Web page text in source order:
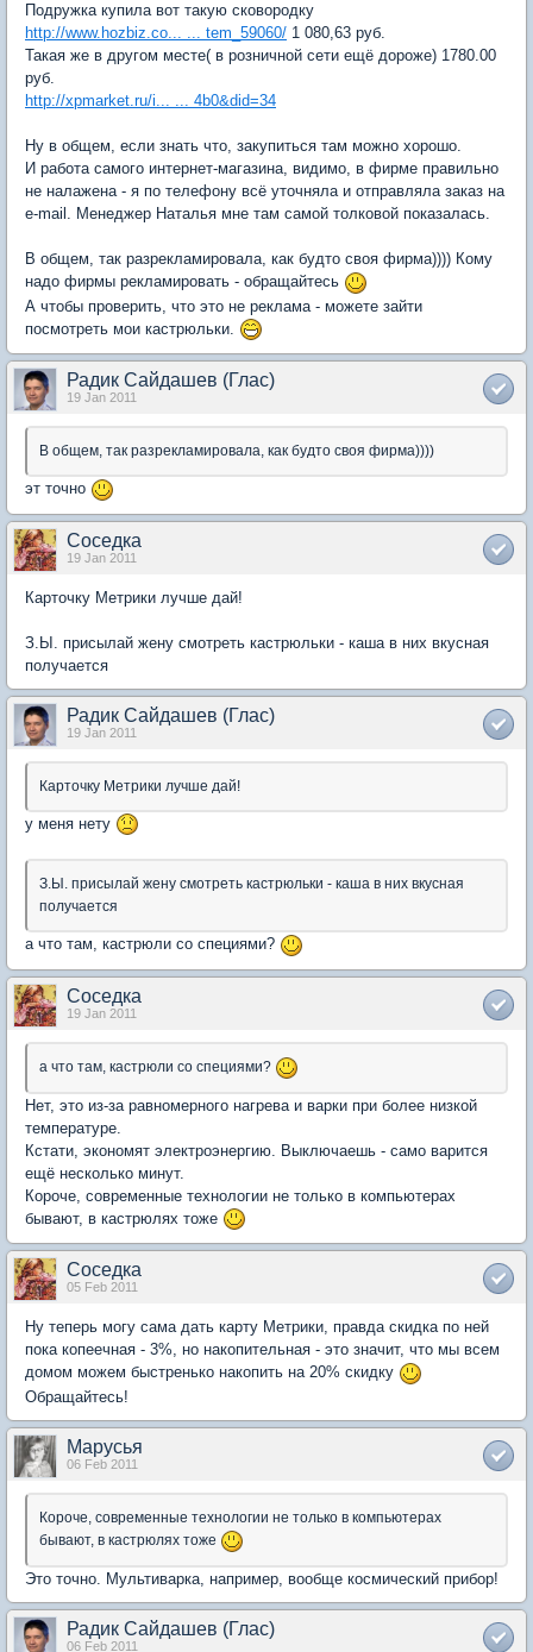
Подружка купила вот такую сковородку
http://www.hozbiz.co... ... tem_59060/ 1 080,63 руб.
Такая же в другом месте( в розничной сети ещё дороже) 1780.00
руб.
http://xpmarket.ru/i... ... 4b0&did=34
Ну в общем, если знать что, закупиться там можно хорошо.
И работа самого интернет-магазина, видимо, в фирме правильно
не налажена - я по телефону всё уточняла и отправляла заказ на
e-mail. Менеджер Наталья мне там самой толковой показалась.
В общем, так разрекламировала, как будто своя фирма)))) Кому
надо фирмы рекламировать - обращайтесь
А чтобы проверить, что это не реклама - можете зайти
посмотреть мои кастрюльки.
Радик Сайдашев (Глас)
19 Jan 2011
В общем, так разрекламировала, как будто своя фирма))))
эт точно
Соседка
19 Jan 2011
Карточку Метрики лучше дай!
З.Ы. присылай жену смотреть кастрюльки - каша в них вкусная
получается
Радик Сайдашев (Глас)
19 Jan 2011
Карточку Метрики лучше дай!
у меня нету
З.Ы. присылай жену смотреть кастрюльки - каша в них вкусная
получается
а что там, кастрюли со специями?
Соседка
19 Jan 2011
а что там, кастрюли со специями?
Нет, это из-за равномерного нагрева и варки при более низкой
температуре.
Кстати, экономят электроэнергию. Выключаешь - само варится
ещё несколько минут.
Короче, современные технологии не только в компьютерах
бывают, в кастрюлях тоже
Соседка
05 Feb 2011
Ну теперь могу сама дать карту Метрики, правда скидка по ней
пока копеечная - 3%, но накопительная - это значит, что мы всем
домом можем быстренько накопить на 20% скидку
Обращайтесь!
Марусья
06 Feb 2011
Короче, современные технологии не только в компьютерах
бывают, в кастрюлях тоже
Это точно. Мультиварка, например, вообще космический прибор!
Радик Сайдашев (Глас)
06 Feb 2011